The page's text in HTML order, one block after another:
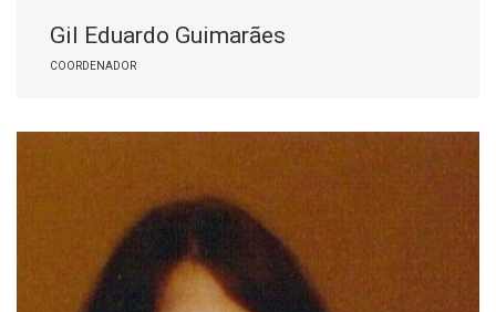
Gil Eduardo Guimarães
COORDENADOR